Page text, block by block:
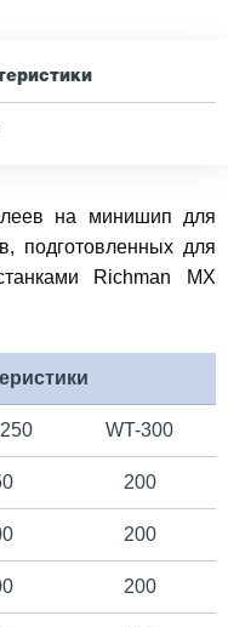
на минишип для
подготовленных для
Richman MX
WT-300
200
200
200